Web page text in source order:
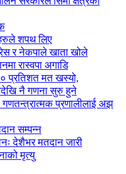
शपथ लिए
र नेकपाले खाता खोले
रास्वपा अगाडि
प्रतिशत मत खस्यो,
नै गणना सुरु हुने
प्रणालीलाई अझ
सम्पन्न
देशैभर मतदान जारी
मृत्यु